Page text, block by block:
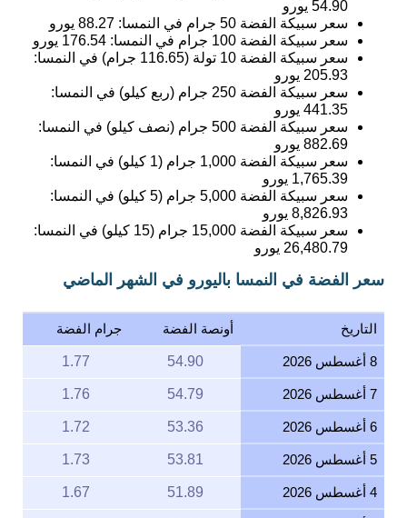
54.90 يورو
سعر سبيكة الفضة 50 جرام في النمسا:
88.27 يورو
سعر سبيكة الفضة 100 جرام في النمسا:
176.54 يورو
سعر سبيكة الفضة 10 تولة (116.65 جرام) في النمسا:
205.93 يورو
سعر سبيكة الفضة 250 جرام (ربع كيلو) في النمسا:
441.35 يورو
سعر سبيكة الفضة 500 جرام (نصف كيلو) في النمسا:
882.69 يورو
سعر سبيكة الفضة 1,000 جرام (1 كيلو) في النمسا:
1,765.39 يورو
سعر سبيكة الفضة 5,000 جرام (5 كيلو) في النمسا:
8,826.93 يورو
سعر سبيكة الفضة 15,000 جرام (15 كيلو) في النمسا:
26,480.79 يورو
سعر الفضة في النمسا باليورو في الشهر الماضي
التاريخ أونصة الفضة جرام الفضة
8 أغسطس 2026 54.90
1.77
7 أغسطس 2026 54.79
1.76
6 أغسطس 2026 53.36
1.72
5 أغسطس 2026 53.81
1.73
4 أغسطس 2026 51.89
1.67